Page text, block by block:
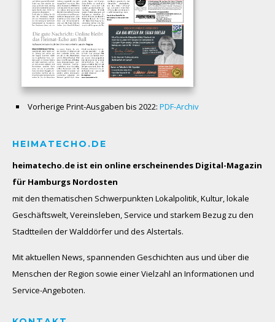
Vorherige Print-Ausgaben bis 2022: PDF-Archiv
HEIMATECHO.DE
heimatecho.de ist ein online erscheinendes Digital-Magazin
für Hamburgs Nordosten
mit den thematischen Schwerpunkten Lokalpolitik, Kultur, lokale
Geschäftswelt, Vereinsleben, Service und starkem Bezug zu den
Stadtteilen der Walddörfer und des Alstertals.
Mit aktuellen News, spannenden Geschichten aus und über die
Menschen der Region sowie einer Vielzahl an Informationen und
Service-Angeboten.